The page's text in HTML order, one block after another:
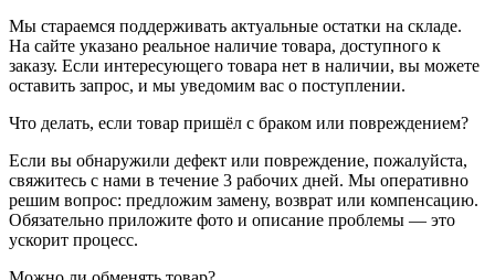
Мы стараемся поддерживать актуальные остатки на складе.
На сайте указано реальное наличие товара, доступного к
заказу. Если интересующего товара нет в наличии, вы можете
оставить запрос, и мы уведомим вас о поступлении.
Что делать, если товар пришёл с браком или повреждением?
Если вы обнаружили дефект или повреждение, пожалуйста,
свяжитесь с нами в течение 3 рабочих дней. Мы оперативно
решим вопрос: предложим замену, возврат или компенсацию.
Обязательно приложите фото и описание проблемы — это
ускорит процесс.